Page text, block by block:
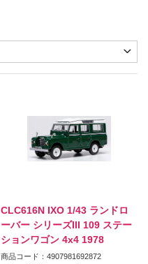
CLC616N IXO 1/43 ランドロ
ーバー シリーズIII 109 ステー
ションワゴン 4x4 1978
商品コード：4907981692872